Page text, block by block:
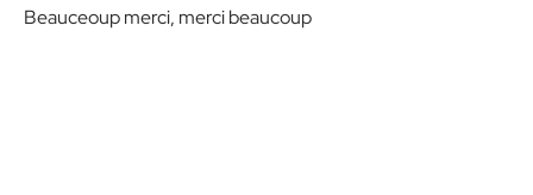
Beauceoup merci, merci beaucoup